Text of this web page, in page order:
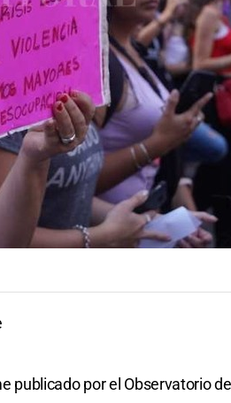
publicado por el Observatorio